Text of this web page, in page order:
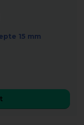
15 mm